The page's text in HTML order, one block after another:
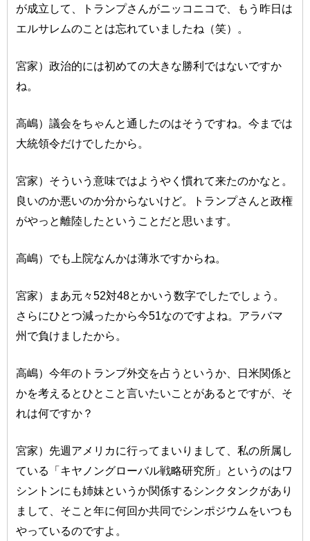
が成立して、トランプさんがニッコニコで、もう昨日は
エルサレムのことは忘れていましたね（笑）。
宮家）政治的には初めての大きな勝利ではないですか
ね。
高嶋）議会をちゃんと通したのはそうですね。今までは
大統領令だけでしたから。
宮家）そういう意味ではようやく慣れて来たのかなと。
良いのか悪いのか分からないけど。トランプさんと政権
がやっと離陸したということだと思います。
高嶋）でも上院なんかは薄氷ですからね。
宮家）まあ元々52対48とかいう数字でしたでしょう。
さらにひとつ減ったから今51なのですよね。アラバマ
州で負けましたから。
高嶋）今年のトランプ外交を占うというか、日米関係と
かを考えるとひとこと言いたいことがあるとですが、そ
れは何ですか？
宮家）先週アメリカに行ってまいりまして、私の所属し
ている「キヤノングローバル戦略研究所」というのはワ
シントンにも姉妹というか関係するシンクタンクがあり
まして、そこと年に何回か共同でシンポジウムをいつも
やっているのですよ。